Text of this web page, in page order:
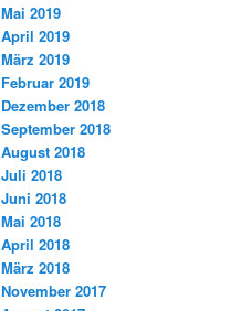
Mai 2019
April 2019
März 2019
Februar 2019
Dezember 2018
September 2018
August 2018
Juli 2018
Juni 2018
Mai 2018
April 2018
März 2018
November 2017